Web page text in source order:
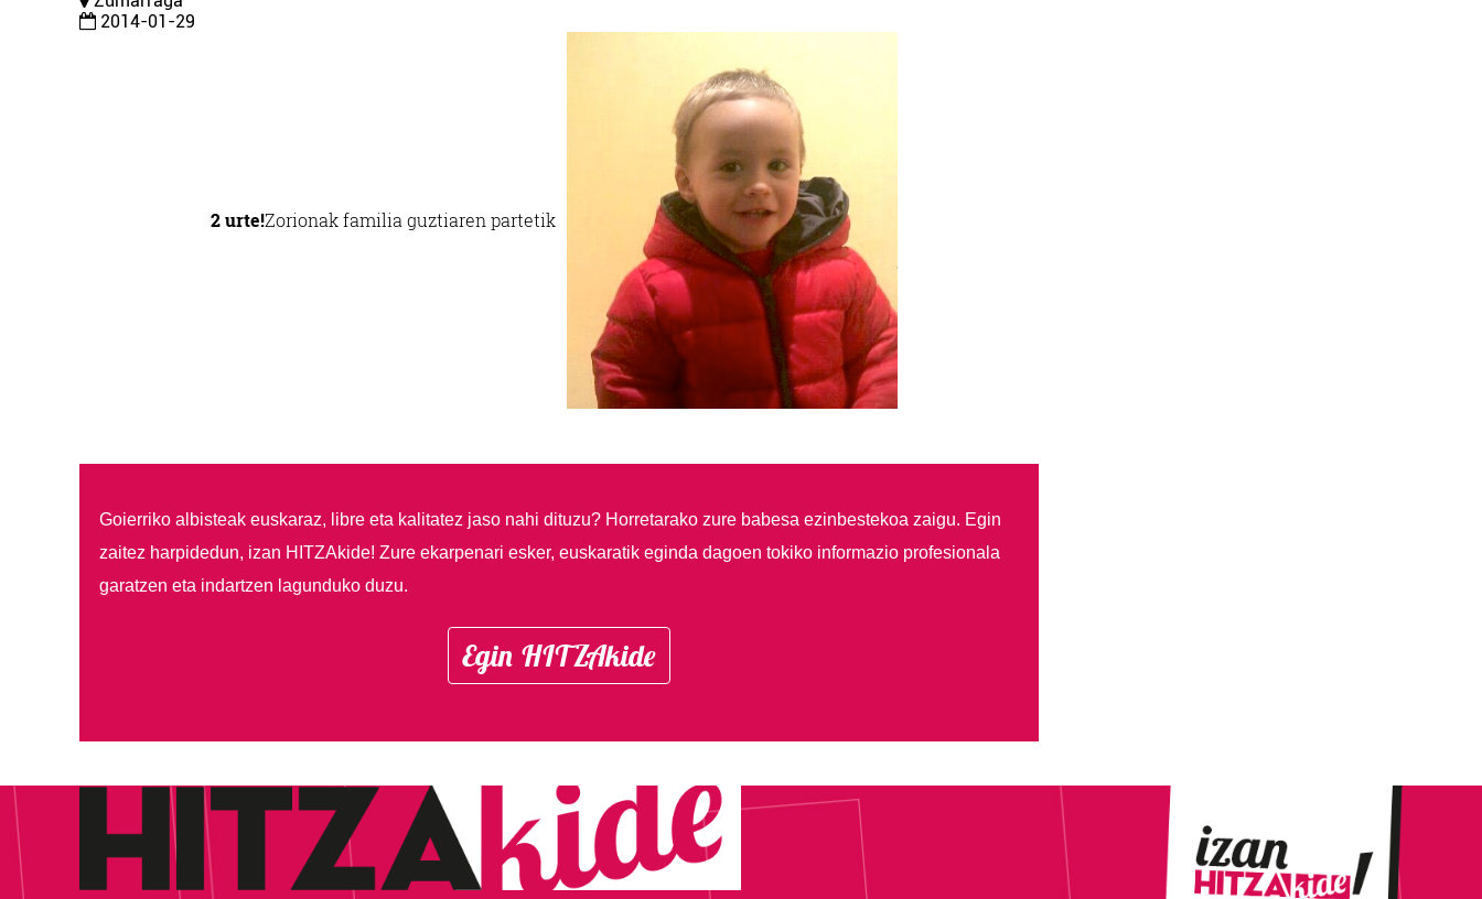
2014-01-29
2 urte!Zorionak familia guztiaren partetik
Goierriko albisteak euskaraz, libre eta kalitatez jaso nahi dituzu? Horretarako zure babesa ezinbestekoa zaigu. Egin
zaitez harpidedun, izan HITZAkide! Zure ekarpenari esker, euskaratik eginda dagoen tokiko informazio profesionala
garatzen eta indartzen lagunduko duzu.
Egin HITZAkide